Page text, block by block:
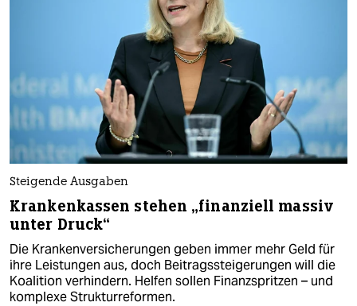
Steigende Ausgaben
Krankenkassen stehen „finanziell massiv
unter Druck“
Die Krankenversicherungen geben immer mehr Geld für
ihre Leistungen aus, doch Beitragssteigerungen will die
Koalition verhindern. Helfen sollen Finanzspritzen – und
komplexe Strukturreformen.